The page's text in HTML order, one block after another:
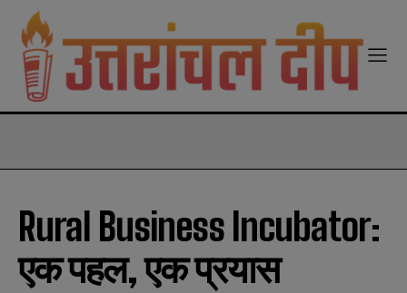
Rural Business Incubator:
एक पहल, एक प्रयास